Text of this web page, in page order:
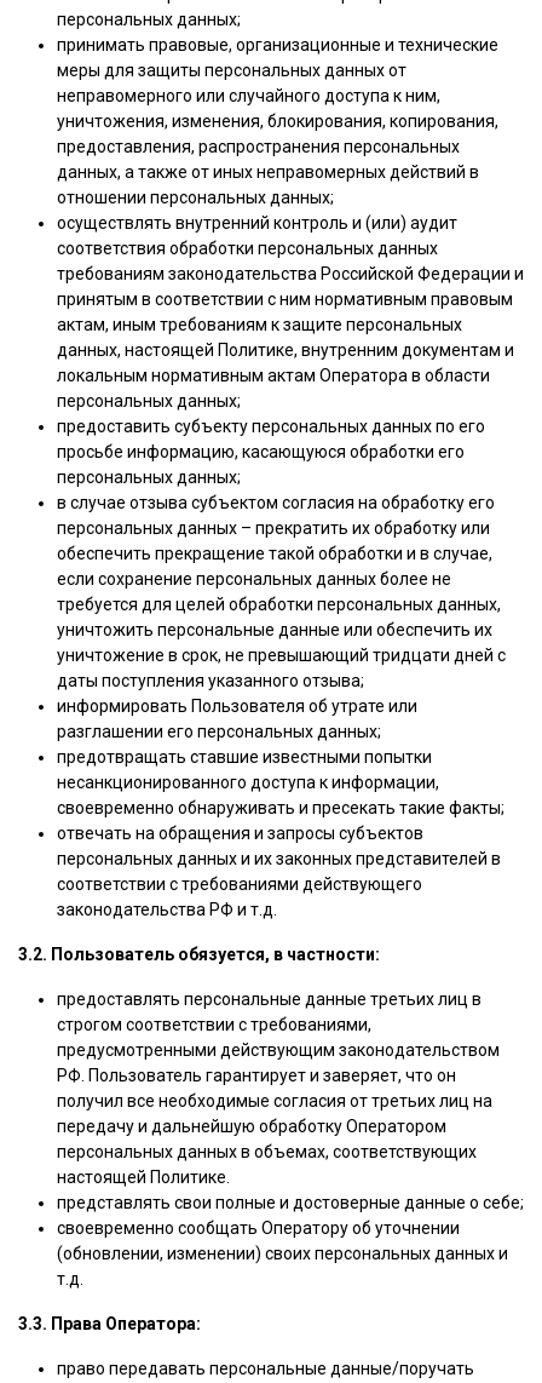
персональных данных;
принимать правовые, организационные и технические
меры для защиты персональных данных от
неправомерного или случайного доступа к ним,
уничтожения, изменения, блокирования, копирования,
предоставления, распространения персональных
данных, а также от иных неправомерных действий в
отношении персональных данных;
осуществлять внутренний контроль и (или) аудит
соответствия обработки персональных данных
требованиям законодательства Российской Федерации и
принятым в соответствии с ним нормативным правовым
актам, иным требованиям к защите персональных
данных, настоящей Политике, внутренним документам и
локальным нормативным актам Оператора в области
персональных данных;
предоставить субъекту персональных данных по его
просьбе информацию, касающуюся обработки его
персональных данных;
в случае отзыва субъектом согласия на обработку его
персональных данных – прекратить их обработку или
обеспечить прекращение такой обработки и в случае,
если сохранение персональных данных более не
требуется для целей обработки персональных данных,
уничтожить персональные данные или обеспечить их
уничтожение в срок, не превышающий тридцати дней с
даты поступления указанного отзыва;
информировать Пользователя об утрате или
разглашении его персональных данных;
предотвращать ставшие известными попытки
несанкционированного доступа к информации,
своевременно обнаруживать и пресекать такие факты;
отвечать на обращения и запросы субъектов
персональных данных и их законных представителей в
соответствии с требованиями действующего
законодательства РФ и т.д.
3.2. Пользователь обязуется, в частности:
предоставлять персональные данные третьих лиц в
строгом соответствии с требованиями,
предусмотренными действующим законодательством
РФ. Пользователь гарантирует и заверяет, что он
получил все необходимые согласия от третьих лиц на
передачу и дальнейшую обработку Оператором
персональных данных в объемах, соответствующих
настоящей Политике.
представлять свои полные и достоверные данные о себе;
своевременно сообщать Оператору об уточнении
(обновлении, изменении) своих персональных данных и
т.д.
3.3. Права Оператора:
право передавать персональные данные/поручать